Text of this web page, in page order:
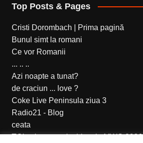
Top Posts & Pages
Cristi Dorombach | Prima pagină
Bunul simt la romani
Ce vor Romanii
... .. ..
Azi noapte a tunat?
de craciun ... love ?
Coke Live Peninsula ziua 3
Radio21 - Blog
ceata
TCL a lansat noi tablete la MWC 2026